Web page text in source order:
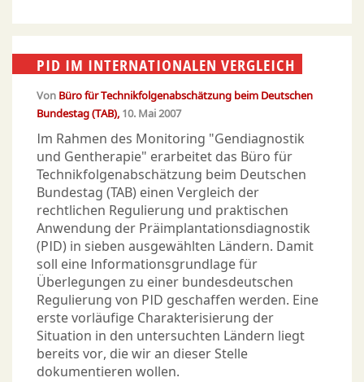
PID IM INTERNATIONALEN VERGLEICH
Von Büro für Technikfolgenabschätzung beim Deutschen
Bundestag (TAB) 10. Mai 2007
Im Rahmen des Monitoring "Gendiagnostik
und Gentherapie" erarbeitet das Büro für
Technikfolgenabschätzung beim Deutschen
Bundestag (TAB) einen Vergleich der
rechtlichen Regulierung und praktischen
Anwendung der Präimplantationsdiagnostik
(PID) in sieben ausgewählten Ländern. Damit
soll eine Informationsgrundlage für
Überlegungen zu einer bundesdeutschen
Regulierung von PID geschaffen werden. Eine
erste vorläufige Charakterisierung der
Situation in den untersuchten Ländern liegt
bereits vor, die wir an dieser Stelle
dokumentieren wollen.